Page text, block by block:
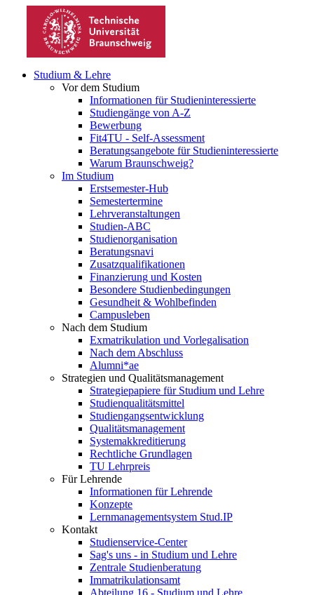
Studium & Lehre
Vor dem Studium
Informationen für Studieninteressierte
Studiengänge von A-Z
Bewerbung
Fit4TU - Self-Assessment
Beratungsangebote für Studieninteressierte
Warum Braunschweig?
Im Studium
Erstsemester-Hub
Semestertermine
Lehrveranstaltungen
Studien-ABC
Studienorganisation
Beratungsnavi
Zusatzqualifikationen
Finanzierung und Kosten
Besondere Studienbedingungen
Gesundheit & Wohlbefinden
Campusleben
Nach dem Studium
Exmatrikulation und Vorlegalisation
Nach dem Abschluss
Alumni*ae
Strategien und Qualitätsmanagement
Strategiepapiere für Studium und Lehre
Studienqualitätsmittel
Studiengangsentwicklung
Qualitätsmanagement
Systemakkreditierung
Rechtliche Grundlagen
TU Lehrpreis
Für Lehrende
Informationen für Lehrende
Konzepte
Lernmanagementsystem Stud.IP
Kontakt
Studienservice-Center
Sag's uns - in Studium und Lehre
Zentrale Studienberatung
Immatrikulationsamt
Abteilung 16 - Studium und Lehre